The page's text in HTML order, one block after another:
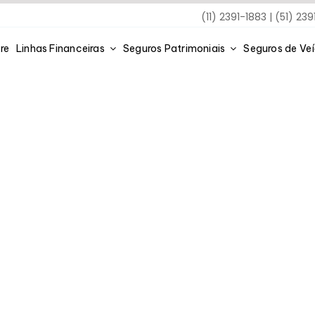
(11) 2391-1883 | (51)
Linhas Financeiras Seguros Patrimoniais Seguros de